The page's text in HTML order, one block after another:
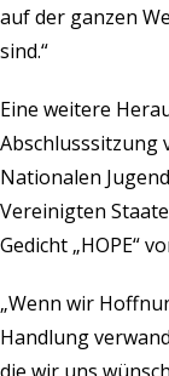
auf der ganzen
sind.“
Eine weitere
Abschlusssitzung
Nationalen
Vereinigten
Gedicht „HOPE“
„Wenn wir
Handlung